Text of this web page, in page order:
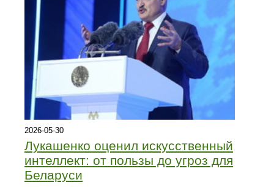
2026-05-30
Лукашенко оценил искусственный
интеллект: от пользы до угроз для
Беларуси